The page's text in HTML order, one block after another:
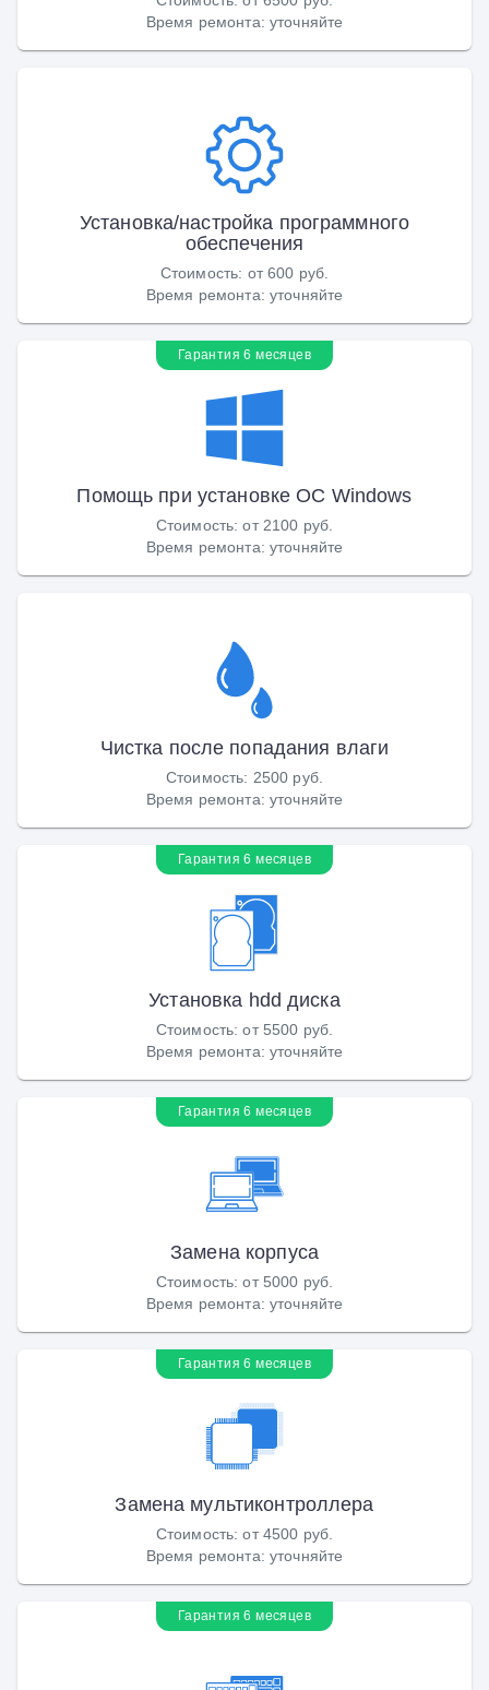
Время ремонта: уточняйте
Установка/настройка программного
обеспечения
Стоимость: от 600 руб.
Время ремонта: уточняйте
Гарантия 6 месяцев
Помощь при установке ОС Windows
Стоимость:от 2100 руб.
Время ремонта: уточняйте
Чистка после попадания влаги
Стоимость: 2500 руб.
Время ремонта: уточняйте
Гарантия 6 месяцев
Установка hdd диска
Стоимость:от 5500 руб.
Время ремонта: уточняйте
Гарантия 6 месяцев
Замена корпуса
Стоимость:от 5000 руб.
Время ремонта: уточняйте
Гарантия 6 месяцев
Замена мультиконтроллера
Стоимость:от 4500 руб.
Время ремонта: уточняйте
Гарантия 6 месяцев